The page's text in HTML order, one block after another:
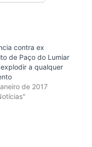
contra ex
de Paço do Lumiar
a qualquer
de 2017